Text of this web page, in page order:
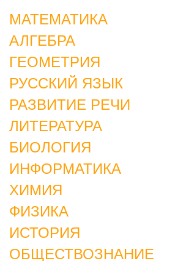
МАТЕМАТИКА
АЛГЕБРА
ГЕОМЕТРИЯ
РУССКИЙ ЯЗЫК
РАЗВИТИЕ РЕЧИ
ЛИТЕРАТУРА
БИОЛОГИЯ
ИНФОРМАТИКА
ХИМИЯ
ФИЗИКА
ИСТОРИЯ
ОБЩЕСТВОЗНАНИЕ